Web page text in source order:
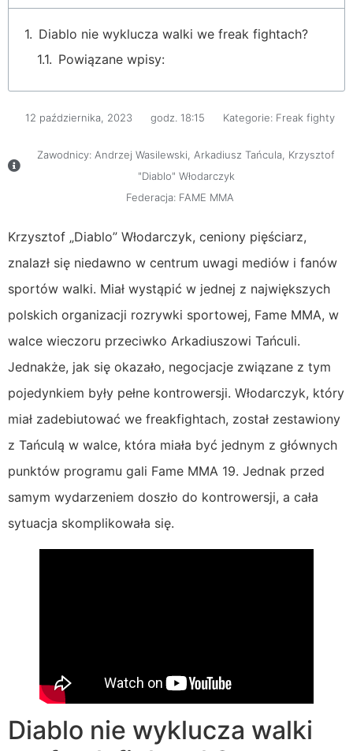
Diablo nie wyklucza walki we freak fightach?
Powiązane wpisy:
12 października, 2023 godz. 18:15 Kategorie: Freak fighty
Zawodnicy: Andrzej Wasilewski Arkadiusz Tańcula Krzysztof
"Diablo" Włodarczyk
Federacja: FAME MMA
Krzysztof „Diablo” Włodarczyk, ceniony pięściarz,
znalazł się niedawno w centrum uwagi mediów i fanów
sportów walki. Miał wystąpić w jednej z największych
polskich organizacji rozrywki sportowej, Fame MMA, w
walce wieczoru przeciwko Arkadiuszowi Tańculi.
Jednakże, jak się okazało, negocjacje związane z tym
pojedynkiem były pełne kontrowersji. Włodarczyk, który
miał zadebiutować we freakfightach, został zestawiony
z Tańculą w walce, która miała być jednym z głównych
punktów programu gali Fame MMA 19. Jednak przed
samym wydarzeniem doszło do kontrowersji, a cała
sytuacja skomplikowała się.
Diablo nie wyklucza walki